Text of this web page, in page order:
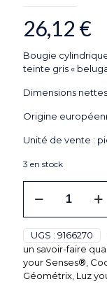
26,12 €
Bougie
teinte gris «
Dimensions
Origine
Unité de vente :
3 en stock
cylindrique
de
haute
qualité
-
UGS : 9166270
un savoir-faire
your Senses®
Géométrix Luz